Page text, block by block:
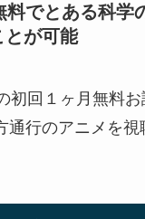
料でとある科学
とが可能
初回１ヶ月無料お
通行のアニメ を視